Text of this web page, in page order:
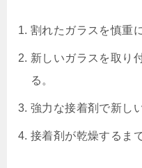
割れたガラスを慎重
新しいガラスを取り
る。
強力な接着剤で新し
接着剤が乾燥するま